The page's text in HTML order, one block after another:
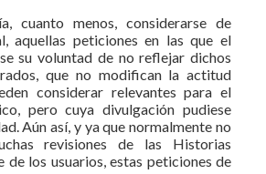
cuanto menos, considerarse de
aquellas peticiones en las que el
su voluntad de no reflejar dichos
que no modifi­can la actitud
considerar relevantes para el
pero cuya divulga­ción pudiese
Aún así, y ya que normalmente no
revisiones de las Historias
de los usuarios, estas peticiones de